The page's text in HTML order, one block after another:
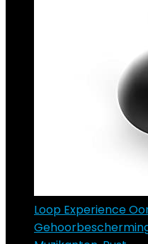
Loop Experience